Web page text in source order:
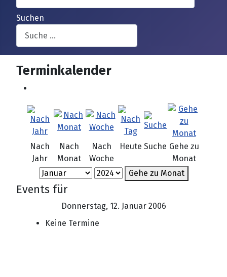
Suchen
Terminkalender
Nach
Jahr
Nach
Monat
Nach
Woche
Heute Suche Gehe zu
Monat
Gehe zu Monat
Events für
Donnerstag, 12. Januar 2006
Keine Termine